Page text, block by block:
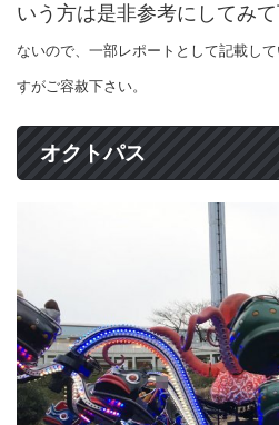
いう方は是非参考にしてみて
ないので、一部レポートとして記載し
すがご容赦下さい。
オクトパス